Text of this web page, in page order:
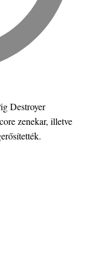
Destroyer
zenekar, illetve